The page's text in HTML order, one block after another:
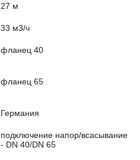
27 м
33 м3/ч
фланец 40
фланец 65
Германия
подключение напор/всасывание
- DN 40/DN 65